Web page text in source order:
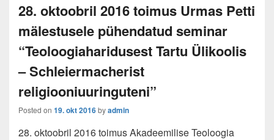
28. oktoobril 2016 toimus Urmas Petti
mälestusele pühendatud seminar
“Teoloogiaharidusest Tartu Ülikoolis
– Schleiermacherist
religiooniuuringuteni”
Posted on 19. okt 2016byadmin
28. oktoobril 2016 toimus Akadeemilise Teoloogia